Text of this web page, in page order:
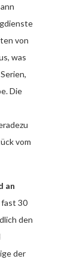
von
was
Die
vom
an
fast 30
den
der